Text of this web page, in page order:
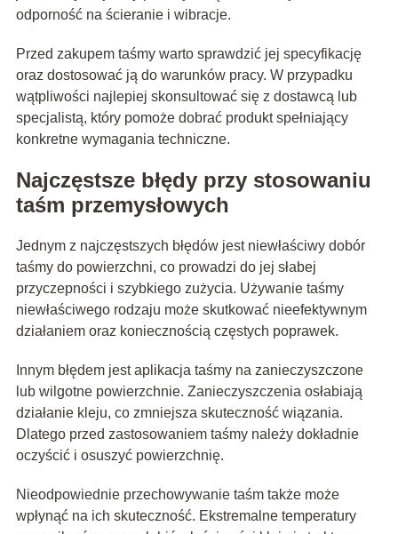
odporność na ścieranie i wibracje.
Przed zakupem taśmy warto sprawdzić jej specyfikację
oraz dostosować ją do warunków pracy. W przypadku
wątpliwości najlepiej skonsultować się z dostawcą lub
specjalistą, który pomoże dobrać produkt spełniający
konkretne wymagania techniczne.
Najczęstsze błędy przy stosowaniu
taśm przemysłowych
Jednym z najczęstszych błędów jest niewłaściwy dobór
taśmy do powierzchni, co prowadzi do jej słabej
przyczepności i szybkiego zużycia. Używanie taśmy
niewłaściwego rodzaju może skutkować nieefektywnym
działaniem oraz koniecznością częstych poprawek.
Innym błędem jest aplikacja taśmy na zanieczyszczone
lub wilgotne powierzchnie. Zanieczyszczenia osłabiają
działanie kleju, co zmniejsza skuteczność wiązania.
Dlatego przed zastosowaniem taśmy należy dokładnie
oczyścić i osuszyć powierzchnię.
Nieodpowiednie przechowywanie taśm także może
wpłynąć na ich skuteczność. Ekstremalne temperatury